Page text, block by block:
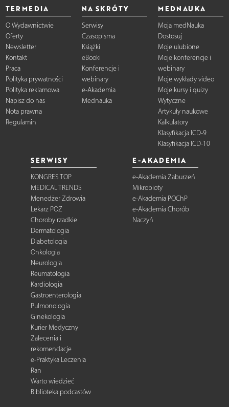
TERMEDIA
O Wydawnictwie
Oferty
Newsletter
Kontakt
Praca
Polityka prywatności
Polityka reklamowa
Napisz do nas
Nota prawna
Regulamin
NA SKRÓTY
Serwisy
Czasopisma
Książki
eBooki
Konferencje i
webinary
e-Akademia
Mednauka
MEDNAUKA
Moja medNauka
Dostosuj
Moje ulubione
Moje konferencje i
webinary
Moje wykłady video
Moje kursy i quizy
Wytyczne
Artykuły naukowe
Kalkulatory
Klasyfikacja ICD-9
Klasyfikacja ICD-10
SERWISY
KONGRES TOP
MEDICAL TRENDS
Menedżer Zdrowia
Lekarz POZ
Choroby rzadkie
Dermatologia
Diabetologia
Onkologia
Neurologia
Reumatologia
Kardiologia
Gastroenterologia
Pulmonologia
Ginekologia
Kurier Medyczny
Zalecenia i
rekomendacje
e-Praktyka Leczenia
Ran
Warto wiedzieć
Biblioteka podcastów
E-AKADEMIA
e-Akademia Zaburzeń
Mikrobioty
e-Akademia POChP
e-Akademia Chorób
Naczyń